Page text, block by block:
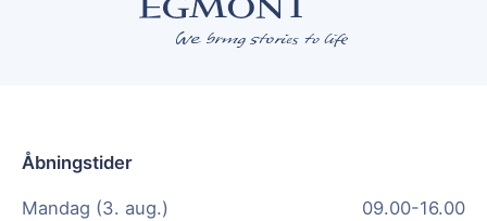
Åbningstider
Mandag (3. aug.)
09.00-16.00